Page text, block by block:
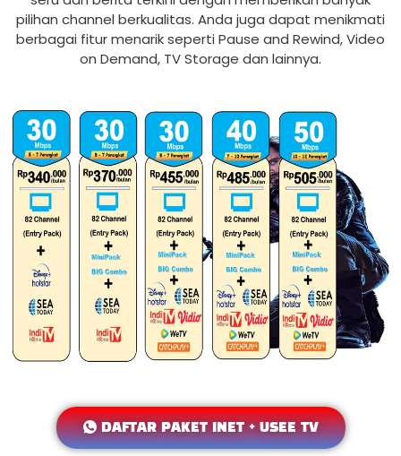
pilihan channel berkualitas. Anda juga dapat menikmati
berbagai fitur menarik seperti Pause and Rewind, Video
on Demand, TV Storage dan lainnya.
DAFTAR PAKET INET + USEE TV